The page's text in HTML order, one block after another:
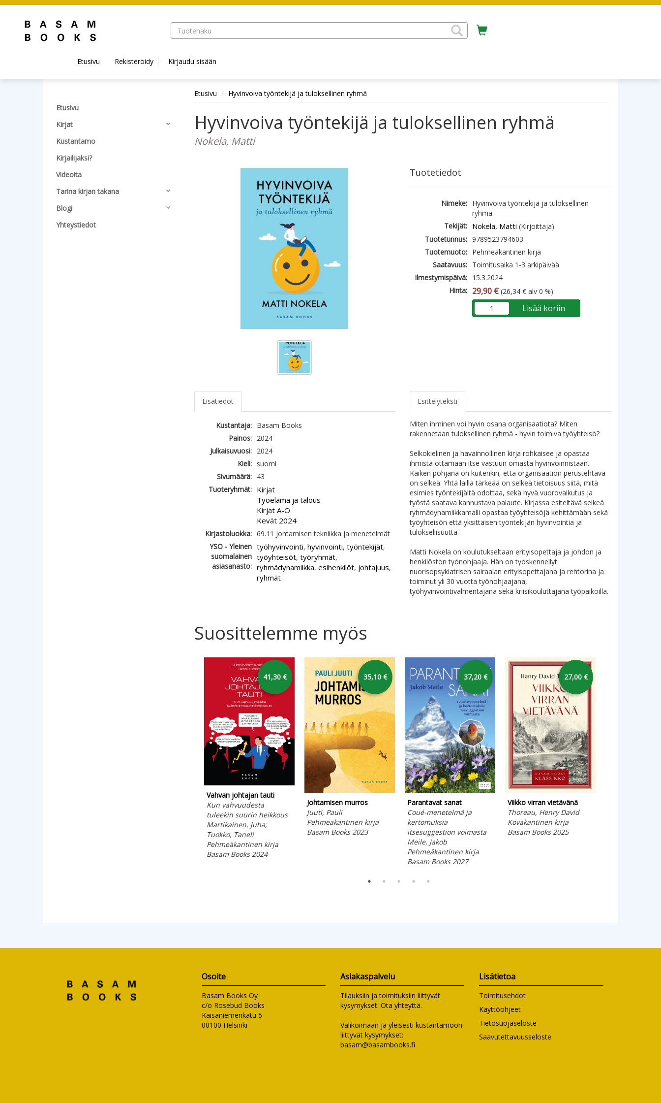
Hyppää pääsisältöön
Etusivu Rekisteröidy Kirjaudu sisään
Etusivu
Kirjat
Kustantamo
Kirjailijaksi?
Videoita
Tarina kirjan takana
Blogi
Yhteystiedot
Etusivu Hyvinvoiva työntekijä ja tuloksellinen ryhmä
Hyvinvoiva työntekijä ja tuloksellinen ryhmä
Nokela, Matti
Tuotetiedot
Nimeke: Hyvinvoiva työntekijä ja tuloksellinen
ryhmä
Tekijät: Nokela, Matti (Kirjoittaja)
Tuotetunnus: 9789523794603
Tuotemuoto: Pehmeäkantinen kirja
Saatavuus: Toimitusaika 1-3 arkipäivää
Ilmestymispäivä: 15.3.2024
Hinta: 29,90 € (26,34 € alv 0 %)
Lisää koriin
Lisätiedot
Kustantaja:
Basam Books
Painos:
2024
Julkaisuvuosi:
2024
Kieli:
suomi
Sivumäärä:
43
Tuoteryhmät:
Kirjat
Työelämä ja talous
Kirjat A-Ö
Kevät 2024
Kirjastoluokka: 69.11 Johtamisen tekniikka ja menetelmät
YSO - Yleinen
suomalainen
asiasanasto:
työhyvinvointi, hyvinvointi, työntekijät,
työyhteisöt, työryhmät,
ryhmädynamiikka, esihenkilöt, johtajuus,
ryhmät
Esittelyteksti
Miten ihminen voi hyvin osana organisaatiota? Miten
rakennetaan tuloksellinen ryhmä - hyvin toimiva työyhteisö?
Selkokielinen ja havainnollinen kirja rohkaisee ja opastaa
ihmistä ottamaan itse vastuun omasta hyvinvoinnistaan.
Kaiken pohjana on kuitenkin, että organisaation perustehtävä
on selkeä. Yhtä lailla tärkeää on selkeä tietoisuus siitä, mitä
esimies työntekijältä odottaa, sekä hyvä vuorovaikutus ja
työstä saatava kannustava palaute. Kirjassa esiteltävä selkeä
ryhmädynamiikkamalli opastaa työyhteisöjä kehittämään sekä
työyhteisön että yksittäisen työntekijän hyvinvointia ja
tuloksellisuutta.
Matti Nokela on koulutukseltaan erityisopettaja ja johdon ja
henkilöstön työnohjaaja. Hän on työskennellyt
nuorisopsykiatrisen sairaalan erityisopettajana ja rehtorina ja
toiminut yli 30 vuotta työnohjaajana,
työhyvinvointivalmentajana sekä kriisikouluttajana työpaikoilla.
Suosittelemme myös
41,30 €
Vahvan johtajan tauti
Kun vahvuudesta
tuleekin suurin heikkous
Martikainen, Juha;
Tuokko, Taneli
Pehmeäkantinen kirja
Basam Books 2024
35,10 €
Johtamisen murros
Juuti, Pauli
Pehmeäkantinen kirja
Basam Books 2023
37,20 €
Parantavat sanat
Coué-menetelmä ja
kertomuksia
itsesuggestion voimasta
Meile, Jakob
Pehmeäkantinen kirja
Basam Books 2027
27,00 €
Viikko virran vietävänä
Thoreau, Henry David
Kovakantinen kirja
Basam Books 2025
Osoite
Basam Books Oy
c/o Rosebud Books
Kaisaniemenkatu 5
00100 Helsinki
Asiakaspalvelu
Tilauksiin ja toimituksiin liittyvät
kysymykset: Ota yhteyttä.
Valikoimaan ja yleisesti kustantamoon
liittyvät kysymykset:
basam@basambooks.fi
Lisätietoa
Toimitusehdot
Käyttöohjeet
Tietosuojaseloste
Saavutettavuusseloste